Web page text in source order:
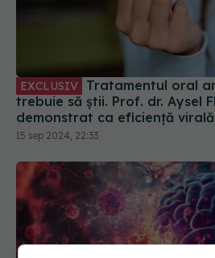
EXCLUSIV
trebuie să știi. Prof. dr. Aysel
demonstrat ca eficiență
mult riscul de spitalizare
15 sep 2024, 22:33